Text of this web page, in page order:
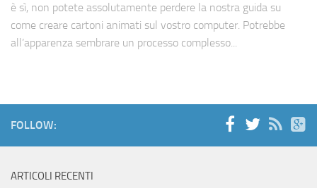
è sì, non potete assolutamente perdere la nostra guida su
come creare cartoni animati sul vostro computer. Potrebbe
all’apparenza sembrare un processo complesso...
FOLLOW:
ARTICOLI RECENTI